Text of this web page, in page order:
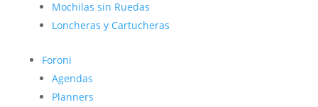
Mochilas sin Ruedas
Loncheras y Cartucheras
Foroni
Agendas
Planners